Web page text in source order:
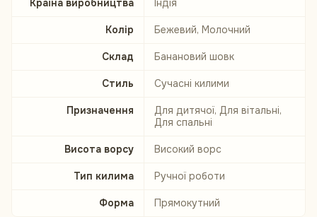
Країна виробництва Індія
Колір Бежевий, Молочний
Склад Банановий шовк
Стиль Сучасні килими
Призначення
Для дитячої, Для вітальні,
Для спальні
Висота ворсу Високий ворс
Тип килима Ручної роботи
Форма Прямокутний